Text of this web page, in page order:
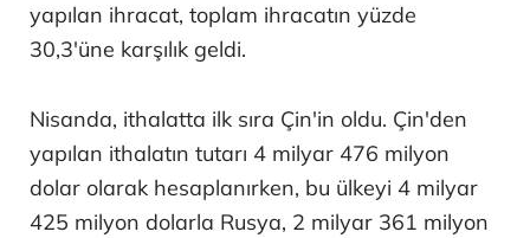
yapılan ihracat, toplam ihracatın yüzde
30,3'üne karşılık geldi.
Nisanda, ithalatta ilk sıra Çin'in oldu. Çin'den
yapılan ithalatın tutarı 4 milyar 476 milyon
dolar olarak hesaplanırken, bu ülkeyi 4 milyar
425 milyon dolarla Rusya, 2 milyar 361 milyon